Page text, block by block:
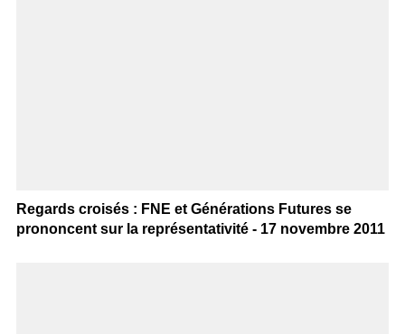
Regards croisés : FNE et Générations Futures se
prononcent sur la représentativité - 17 novembre 2011